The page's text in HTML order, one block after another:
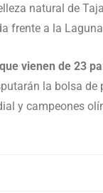
natural de
frente a la
vienen de 23
la bolsa de
y campeones